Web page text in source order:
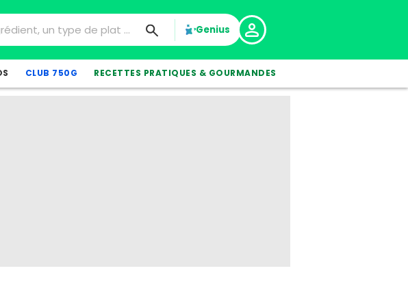
Genius
CLUB 750G RECETTES PRATIQUES & GOURMANDES